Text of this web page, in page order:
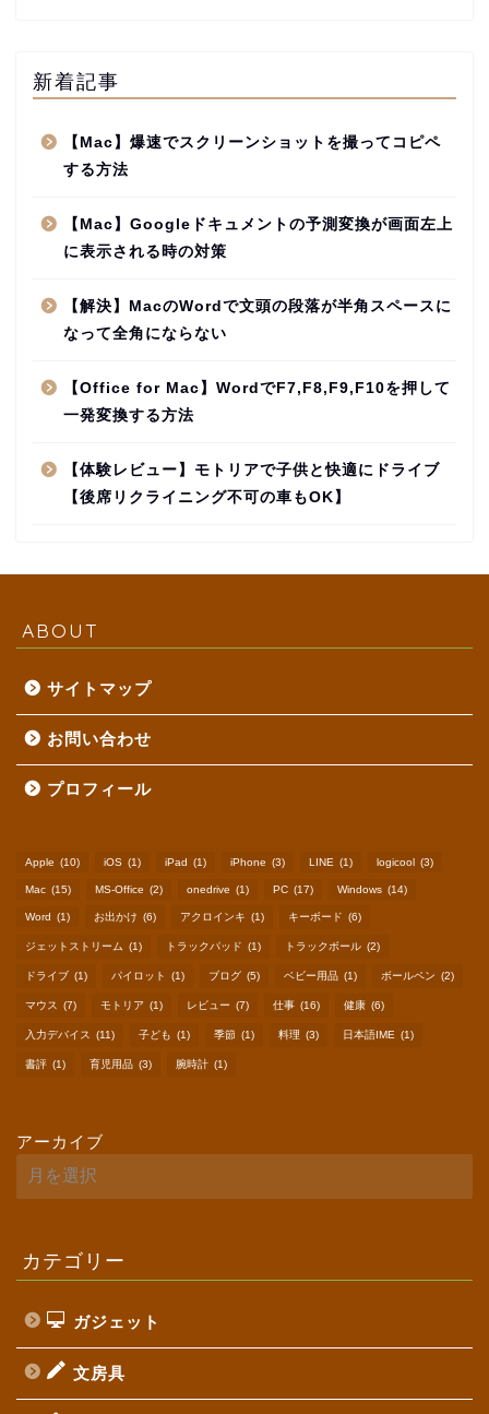
新着記事
【Mac】爆速でスクリーンショットを撮ってコピペ
する方法
【Mac】Googleドキュメントの予測変換が画面左上
に表示される時の対策
【解決】MacのWordで文頭の段落が半角スペースに
なって全角にならない
【Office for Mac】WordでF7,F8,F9,F10を押して
一発変換する方法
【体験レビュー】モトリアで子供と快適にドライブ
【後席リクライニング不可の車もOK】
ABOUT
サイトマップ
お問い合わせ
プロフィール
Apple (10) iOS (1) iPad (1) iPhone (3) LINE (1) logicool (3)
Mac (15) MS-Office (2) onedrive (1) PC (17) Windows (14)
Word (1) お出かけ (6) アクロインキ (1) キーボード (6)
ジェットストリーム (1) トラックパッド (1) トラックボール (2)
ドライブ (1) パイロット (1) ブログ (5) ベビー用品 (1) ボールペン (2)
マウス (7) モトリア (1) レビュー (7) 仕事 (16) 健康 (6)
入力デバイス (11) 子ども (1) 季節 (1) 料理 (3) 日本語IME (1)
書評 (1) 育児用品 (3) 腕時計 (1)
アーカイブ
カテゴリー
ガジェット
文房具